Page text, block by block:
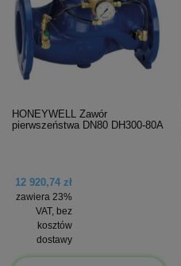
HONEYWELL Zawór
pierwszeństwa DN80 DH300-80A
12 920,74 zł
zawiera 23%
VAT, bez
kosztów
dostawy